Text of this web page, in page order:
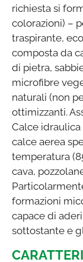
richiesta si
colorazioni) –
traspirante,
composta da
di pietra,
microfibre
naturali (non
ottimizzanti.
Calce idraulica
calce aerea
temperatura
cava,
formazioni
capace di
sottostante e